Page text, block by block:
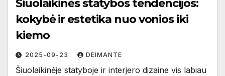
Šiuolaikinės statybos tendencijos:
kokybė ir estetika nuo vonios iki
kiemo
2025-09-23 DEIMANTE
Šiuolaikinėje statyboje ir interjero dizaine vis labiau